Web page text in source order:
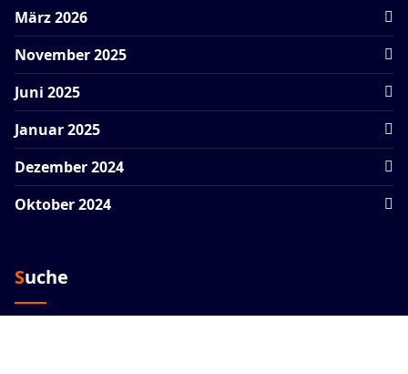
März 2026
November 2025
Juni 2025
Januar 2025
Dezember 2024
Oktober 2024
Suche